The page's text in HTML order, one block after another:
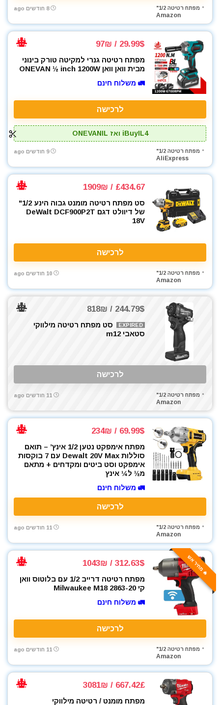
מפתח רטיטה 1/2"
Amazon
8 חודשים ago
29.99$ / 97₪
מפתח רטיטה גנרי למקיטה טורק בינוני
מבית וואן וואן ONEVAN ½ inch 1200W
🚛 משלוח חינם
לרכישה
iBuyIL4 ואז ONEVANIL
מפתח רטיטה 1/2"
AliExpress
9 חודשים ago
£434.67 / 1909₪
סט מפתח רטיטה מומנט גבוה הינע 1/2"
של דיוולט דגם DeWalt DCF900P2T
18V
לרכישה
מפתח רטיטה 1/2"
Amazon
10 חודשים ago
244.79$ / 818₪
EXPIRED
סט מפתח רטיטה מילווקי
סטאבי m12
לרכישה
מפתח רטיטה 1/2"
Amazon
11 חודשים ago
69.99$ / 234₪
מפתח אימפקט נטען 1/2 אינץ’ – תואם
סוללות Dewalt 20V Max עם 7 בוקסות
אימפקט וסט ביטים ומקדחים + מתאם
מ½ ל¼ אינץ
🚛 משלוח חינם
לרכישה
מפתח רטיטה 1/2"
Amazon
11 חודשים ago
🔥 מחיר אש 312.63$ / 1043₪
מפתח רטיטה דרייב 1/2 עם בלוטוס וואן
קי Milwaukee M18 2863-20
🚛 משלוח חינם
לרכישה
מפתח רטיטה 1/2"
Amazon
11 חודשים ago
667.42£ / 3081₪
מפתח מומנט / רטיטה מילווקי